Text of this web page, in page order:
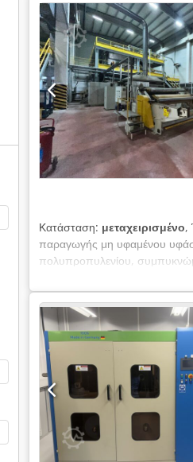
Κατάσταση: μεταχειρισμένο,
παραγωγής μη υφαμένου
πολυπροπυλενίου,
θερμοκρασίας, το νήμα
και πρόσθετων υλικών
συνενώνεται και
τόνοι/έτος (30 γραμμάρια/
-Εγκατεστημένη ισχύς: